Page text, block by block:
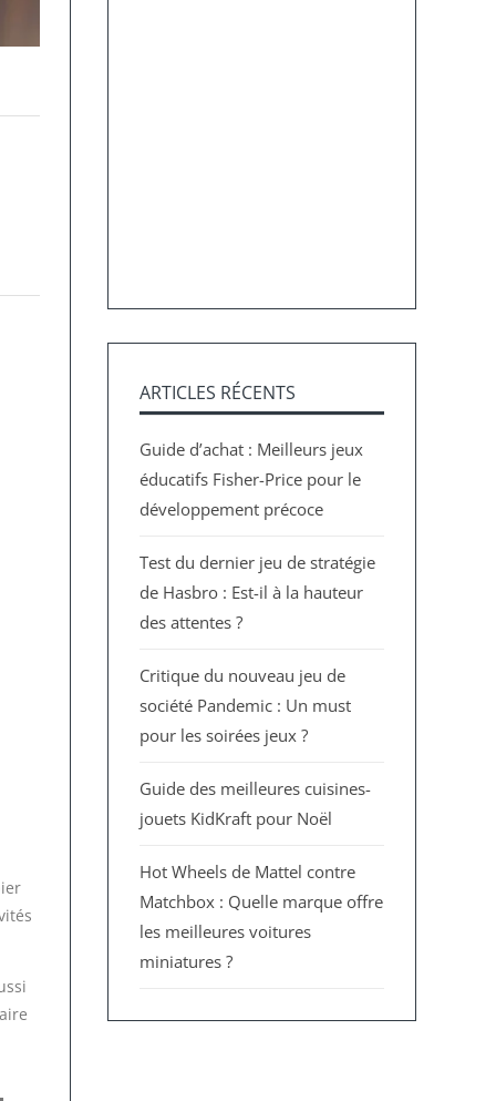
ARTICLES RÉCENTS
Guide d’achat : Meilleurs jeux
éducatifs Fisher-Price pour le
développement précoce
Test du dernier jeu de stratégie
de Hasbro : Est-il à la hauteur
des attentes ?
Critique du nouveau jeu de
société Pandemic : Un must
pour les soirées jeux ?
Guide des meilleures cuisines-
jouets KidKraft pour Noël
Hot Wheels de Mattel contre
Matchbox : Quelle marque offre
les meilleures voitures
miniatures ?